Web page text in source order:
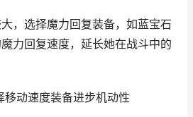
，选择魔力回复装备，如蓝宝石
力回复速度，延长她在战斗中的
移动速度装备进步机动性